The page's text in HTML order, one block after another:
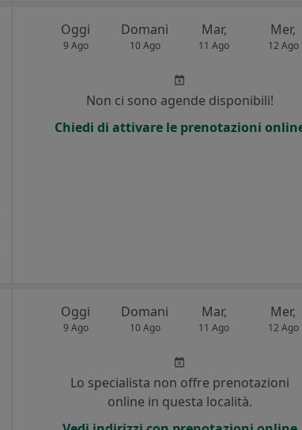
Oggi
9 Ago
Domani
10 Ago
Mar,
11 Ago
Mer,
12 Ago
Non ci sono agende disponibili!
Chiedi di attivare le prenotazioni
Oggi
9 Ago
Domani
10 Ago
Mar,
11 Ago
Mer,
12 Ago
Lo specialista non offre prenotazioni
online in questa località.